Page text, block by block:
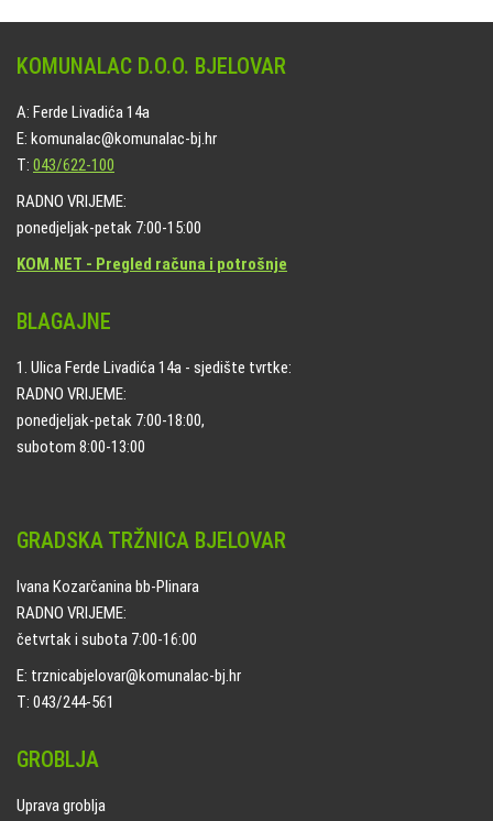
KOMUNALAC D.O.O. BJELOVAR
A: Ferde Livadića 14a
E: komunalac@komunalac-bj.hr
T: 043/622-100
RADNO VRIJEME:
ponedjeljak-petak 7:00-15:00
KOM.NET - Pregled računa i potrošnje
BLAGAJNE
1. Ulica Ferde Livadića 14a - sjedište tvrtke:
RADNO VRIJEME:
ponedjeljak-petak 7:00-18:00,
subotom 8:00-13:00
GRADSKA TRŽNICA BJELOVAR
Ivana Kozarčanina bb-Plinara
RADNO VRIJEME:
četvrtak i subota 7:00-16:00
E: trznicabjelovar@komunalac-bj.hr
T: 043/244-561
GROBLJA
Uprava groblja